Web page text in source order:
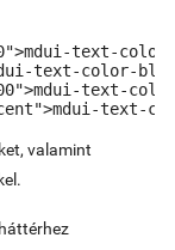
text-
text-color-
text-
text-
valamint